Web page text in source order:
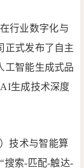
行业数字化与
正式发布了自主
工智能生成式品
生成技术深度
技术与智能算
搜索-匹配-触达-